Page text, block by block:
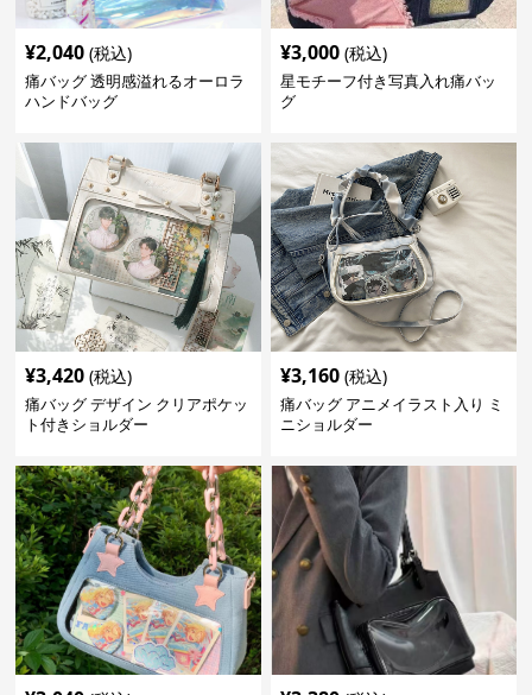
¥2,040 (税込)
痛バッグ 透明感溢れるオーロラ
ハンドバッグ
¥3,000 (税込)
星モチーフ付き写真入れ痛バッ
グ
¥3,420 (税込)
痛バッグ デザイン クリアポケッ
ト付きショルダー
¥3,160 (税込)
痛バッグ アニメイラスト入り ミ
ニショルダー